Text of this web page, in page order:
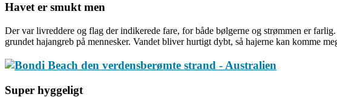
Havet er smukt men
Der var livreddere og flag der indikerede fare, for både bølgerne og strømmen er
grundet hajangreb på mennesker. Vandet bliver hurtigt dybt, så hajerne kan komme
Super hyggeligt